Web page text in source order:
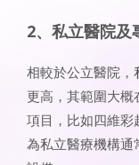
2、私立醫院及
相較於公立醫院，
更高，其範圍大
項目，比如四維
為私立醫療機構通